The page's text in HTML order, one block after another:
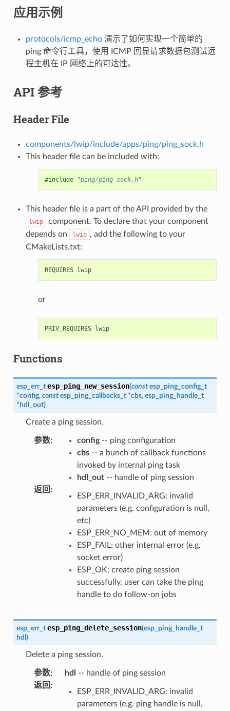
应用示例
protocols/icmp_echo演示了如何实现一个简单的
ping 命令行工具，使用 ICMP 回显请求数据包测试远
程主机在 IP 网络上的可达性。
API 参考
Header File
components/lwip/include/apps/ping/ping_sock.h
This header file can be included with:
#include "ping/ping_sock.h"
This header file is a part of the API provided by the
lwip
component. To declare that your component
depends on
lwip , add the following to your
CMakeLists.txt:
REQUIRES lwip
or
PRIV_REQUIRES lwip
Functions
esp_err_t esp_ping_new_session(const esp_ping_config_t
*config, const esp_ping_callbacks_t *cbs, esp_ping_handle_t
* hdl_out)
Create a ping session.
参数: config-- ping configuration
cbs-- a bunch of callback functions
invoked by internal ping task
hdl_out-- handle of ping session
返回 :
ESP_ERR_INVALID_ARG: invalid
parameters (e.g. configuration is null,
etc)
ESP_ERR_NO_MEM: out of memory
ESP_FAIL: other internal error (e.g.
socket error)
ESP_OK: create ping session
successfully, user can take the ping
handle to do follow-on jobs
esp_err_t esp_ping_delete_session(esp_ping_handle_t
hdl )
Delete a ping session.
参数: hdl
-- handle of ping session
返回 :
ESP_ERR_INVALID_ARG: invalid
parameters (e.g. ping handle is null,